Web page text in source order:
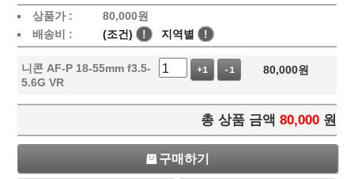
상품가 : 80,000원
배송비 :
(조건) ! 지역별 !
니콘 AF-P 18-55mm f3.5-
5.6G VR
+1 -1 80,000원
총 상품 금액 80,000 원
구매하기